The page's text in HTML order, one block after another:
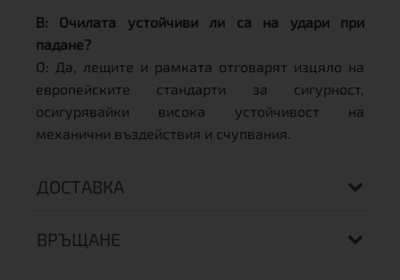
В: Очилата устойчиви ли са на удари при
падане?
О: Да, лещите и рамката отговарят изцяло на
европейските стандарти за сигурност,
осигурявайки висока устойчивост на
механични въздействия и счупвания.
ДОСТАВКА
ВРЪЩАНЕ